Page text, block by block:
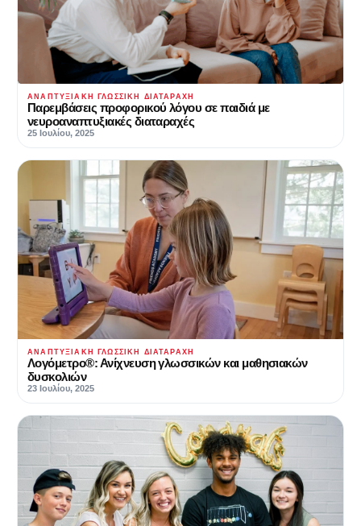
ΑΝΑΠΤΥΞΙΑΚΉ ΓΛΩΣΣΙΚΉ ΔΙΑΤΑΡΑΧΉ
Παρεμβάσεις προφορικού λόγου σε παιδιά με
νευροαναπτυξιακές διαταραχές
25 Ιουλίου, 2025
ΑΝΑΠΤΥΞΙΑΚΉ ΓΛΩΣΣΙΚΉ ΔΙΑΤΑΡΑΧΉ
Λογόμετρο®: Ανίχνευση γλωσσικών και μαθησιακών
δυσκολιών
23 Ιουλίου, 2025